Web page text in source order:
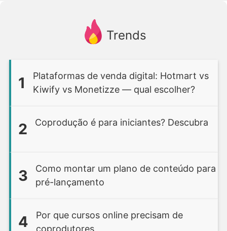
Trends
1
Plataformas de venda digital: Hotmart vs
Kiwify vs Monetizze — qual escolher?
2 Coprodução é para iniciantes? Descubra
3
Como montar um plano de conteúdo para
pré-lançamento
4
Por que cursos online precisam de
coprodutores